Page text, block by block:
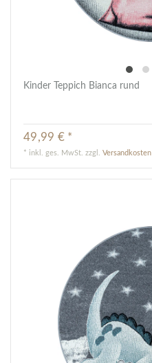
Kinder Teppich Bianca rund
49,99 € *
* inkl. ges. MwSt. zzgl.Versandkosten